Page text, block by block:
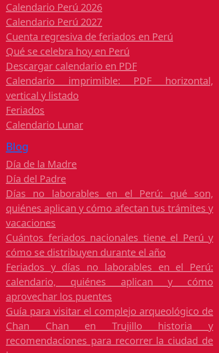
Calendario Perú 2026
Calendario Perú 2027
Cuenta regresiva de feriados en Perú
Qué se celebra hoy en Perú
Descargar calendario en PDF
Calendario imprimible: PDF horizontal,
vertical y listado
Feriados
Calendario Lunar
Blog
Día de la Madre
Día del Padre
Días no laborables en el Perú: qué son,
quiénes aplican y cómo afectan tus trámites y
vacaciones
Cuántos feriados nacionales tiene el Perú y
cómo se distribuyen durante el año
Feriados y días no laborables en el Perú:
calendario, quiénes aplican y cómo
aprovechar los puentes
Guía para visitar el complejo arqueológico de
Chan Chan en Trujillo historia y
recomendaciones para recorrer la ciudad de